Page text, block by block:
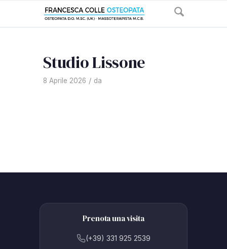
Studio Lissone
8 Aprile 2026 / da
Prenota una visita
(+39) 331 925 2539